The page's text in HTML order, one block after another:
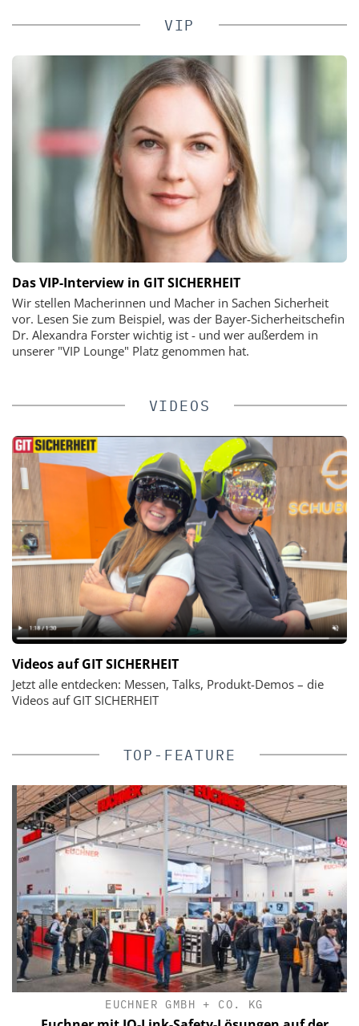
VIP
Das VIP-Interview in GIT SICHERHEIT
Wir stellen Macherinnen und Macher in Sachen Sicherheit
vor. Lesen Sie zum Beispiel, was der Bayer-Sicherheitschefin
Dr. Alexandra Forster wichtig ist - und wer außerdem in
unserer "VIP Lounge" Platz genommen hat.
VIDEOS
Videos auf GIT SICHERHEIT
Jetzt alle entdecken: Messen, Talks, Produkt-Demos – die
Videos auf GIT SICHERHEIT
TOP-FEATURE
EUCHNER GMBH + CO. KG